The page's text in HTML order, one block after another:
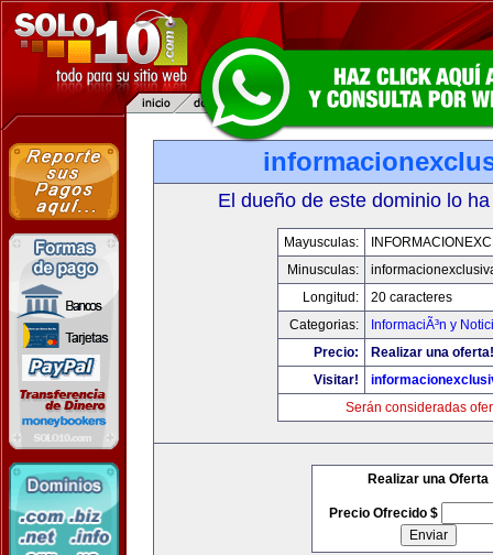
El dueño de este dominio lo
Mayusculas:
Minusculas:
Longitud:
20 caracteres
Categorias:
InformaciÃ³n y
Precio:
Realizar una oferta!
Visitar!
Serán consideradas
Realizar una Oferta
Precio Ofrecido $